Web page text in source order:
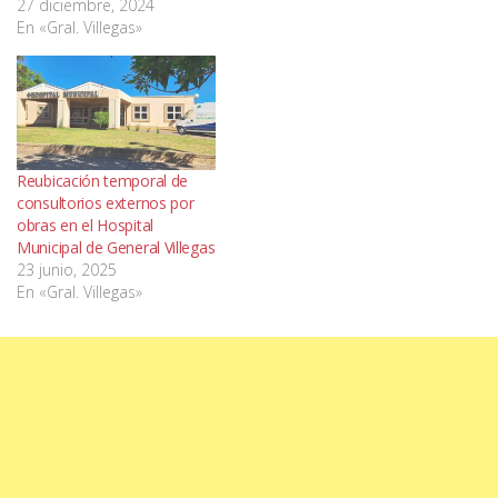
27 diciembre, 2024
En «Gral. Villegas»
Reubicación temporal de
consultorios externos por
obras en el Hospital
Municipal de General Villegas
23 junio, 2025
En «Gral. Villegas»